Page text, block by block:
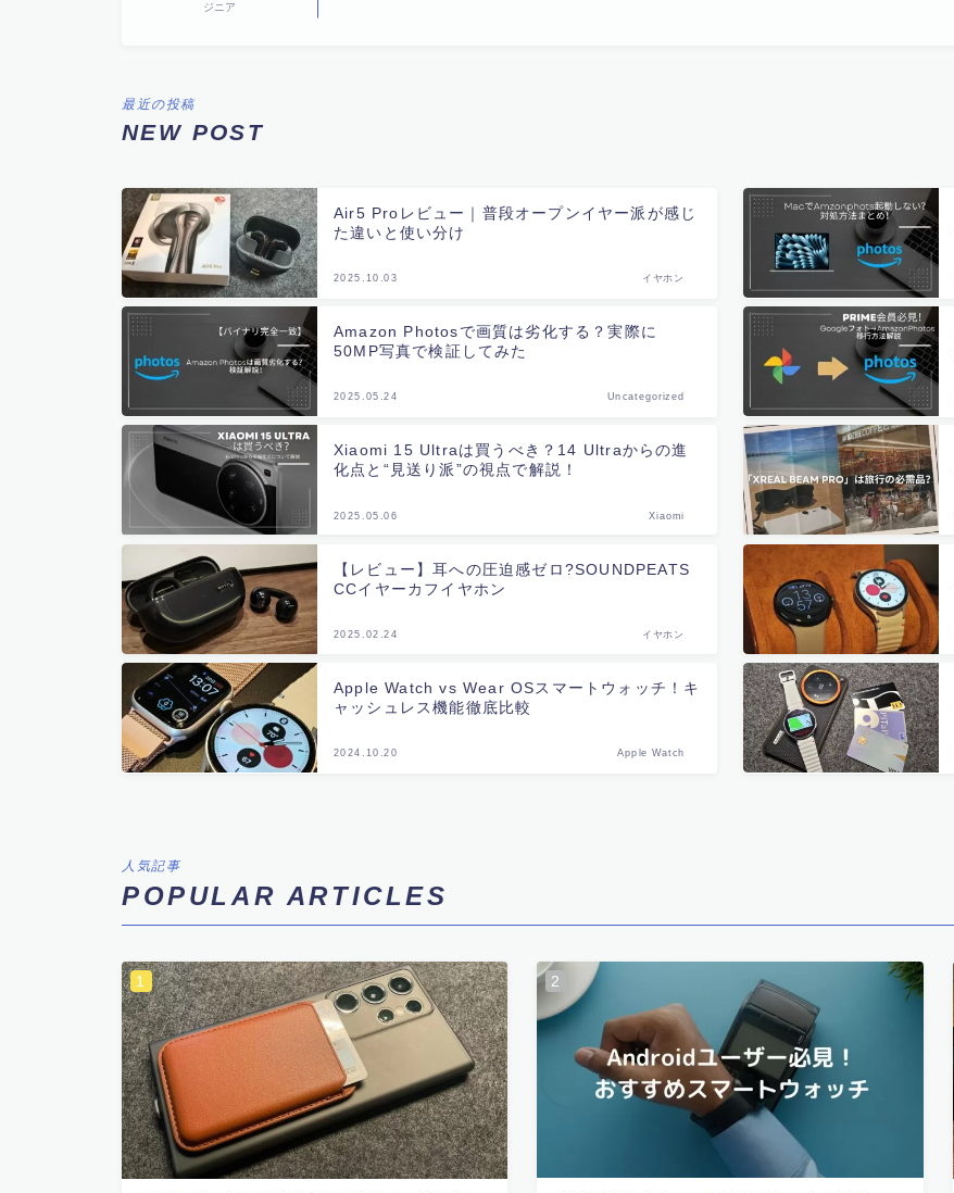
ジニア
最近の投稿
NEW POST
Air5 Proレビュー｜普段オープンイヤー派が感じ
た違いと使い分け
2025.10.03 イヤホン
Amazon Photosで画質は劣化する？実際に
50MP写真で検証してみた
2025.05.24 Uncategorized
Xiaomi 15 Ultraは買うべき？14 Ultraからの進
化点と“見送り派”の視点で解説！
2025.05.06 Xiaomi
【レビュー】耳への圧迫感ゼロ?SOUNDPEATS
CCイヤーカフイヤホン
2025.02.24 イヤホン
Apple Watch vs Wear OSスマートウォッチ！キ
ャッシュレス機能徹底比較
2024.10.20 Apple Watch
人気記事
POPULAR ARTICLES